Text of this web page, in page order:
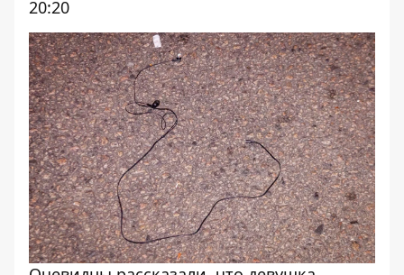
20:20